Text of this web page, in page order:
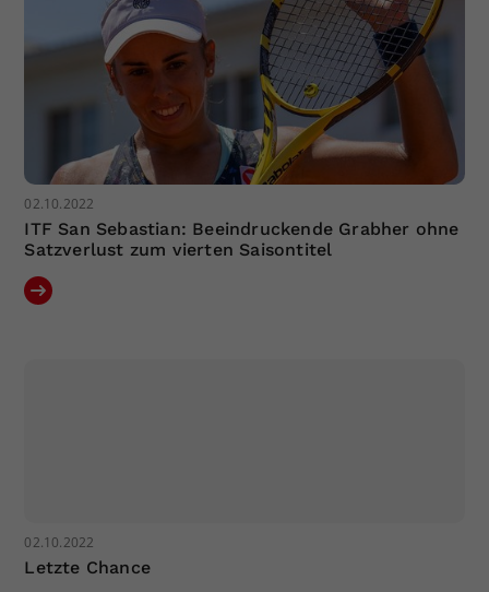
02.10.2022
ITF San Sebastian: Beeindruckende Grabher ohne
Satzverlust zum vierten Saisontitel
02.10.2022
Letzte Chance
Dieser Wert speichert Ihre Consent-
Einstellungen. Unter anderem eine
zufällig generierte ID, für die
historische Speicherung Ihrer
vorgenommen Einstellungen, falls der
Webseiten-Betreiber dies eingestellt
hat.